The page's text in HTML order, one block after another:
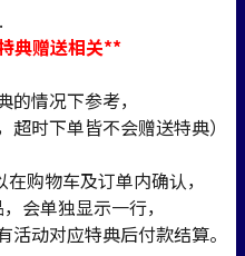
典赠送相关**
的情况下参考，
时下单皆不会赠送特典）
购物车及订单内确认，
会单独显示一行，
动对应特典后付款结算。